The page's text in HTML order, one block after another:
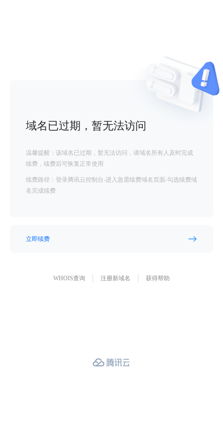
域名已过期，暂无法访问
温馨提醒：该域名已过期，暂无法访问，请域名所有人及时完成
续费，续费后可恢复正常使用
续费路径：登录腾讯云控制台-进入急需续费域名页面-勾选续费域
名完成续费
立即续费
WHOIS查询 注册新域名 获得帮助